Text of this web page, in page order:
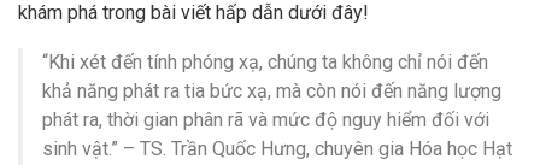
khám phá trong bài viết hấp dẫn dưới đây!
“Khi xét đến tính phóng xạ, chúng ta không chỉ nói đến
khả năng phát ra tia bức xạ, mà còn nói đến năng lượng
phát ra, thời gian phân rã và mức độ nguy hiểm đối với
sinh vật.” – TS. Trần Quốc Hưng, chuyên gia Hóa học Hạt